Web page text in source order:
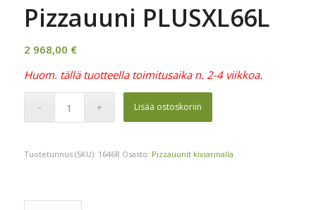
Pizzauuni PLUSXL66L
2 968,00 €
Huom. tällä tuotteella toimitusaika n. 2-4 viikkoa.
Lisää ostoskoriin
Tuotetunnus (SKU): 1646R Osasto: Pizzauunit kiviarinalla